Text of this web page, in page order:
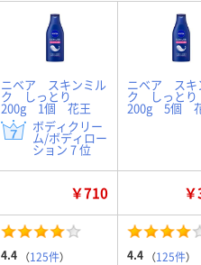
ニベア スキンミル
ク しっとり
200g 1個 花王
ボディクリー
ム/ボディロー
ション 7 位
ニベア スキ
ク しっと
200g 5個
￥710
4.4 （125件） 4.4 （125件）